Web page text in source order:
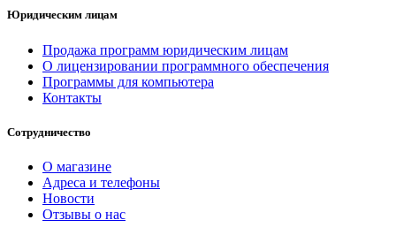
Юридическим лицам
Продажа программ юридическим лицам
О лицензировании программного обеспечения
Программы для компьютера
Контакты
Сотрудничество
О магазине
Адреса и телефоны
Новости
Отзывы о нас